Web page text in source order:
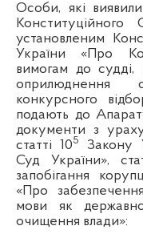
Особи, які
Конституційного
установленим
України «Про
вимогам до судді,
оприлюднення
конкурсного
подають до
документи з
статті 105
Закону
Суд України»,
запобігання
«Про
мови як
очищення влади»: